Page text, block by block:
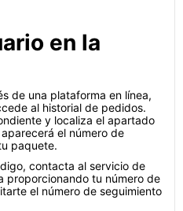
en la
de una plataforma en línea,
al historial de pedidos.
y localiza el apartado
aparecerá el número de
paquete.
contacta al servicio de
proporcionando tu número de
el número de seguimiento